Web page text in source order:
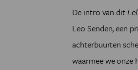
De intro van dit
Leo Senden, een
achterbuurten
waarmee we onze